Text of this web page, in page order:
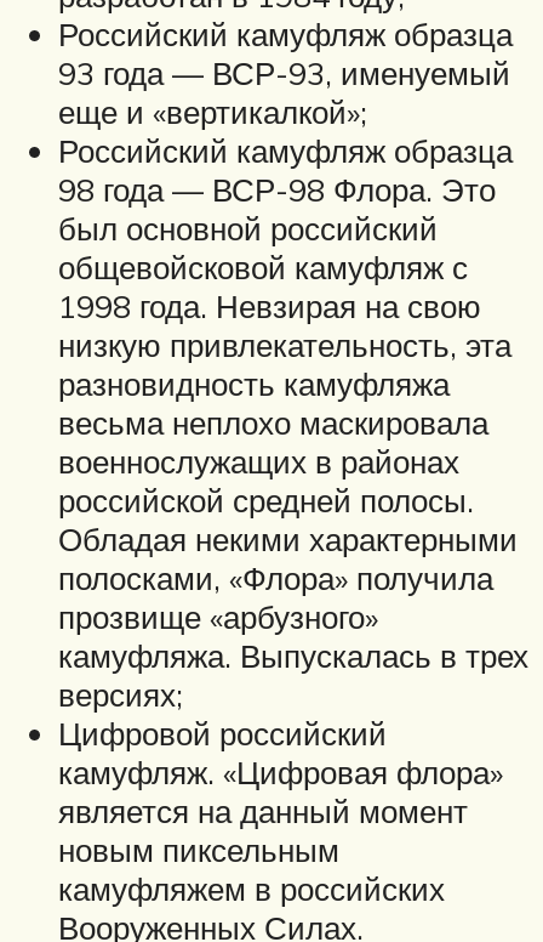
Российский камуфляж образца
93 года — ВСР-93, именуемый
еще и «вертикалкой»;
Российский камуфляж образца
98 года — ВСР-98 Флора. Это
был основной российский
общевойсковой камуфляж с
1998 года. Невзирая на свою
низкую привлекательность, эта
разновидность камуфляжа
весьма неплохо маскировала
военнослужащих в районах
российской средней полосы.
Обладая некими характерными
полосками, «Флора» получила
прозвище «арбузного»
камуфляжа. Выпускалась в трех
версиях;
Цифровой российский
камуфляж. «Цифровая флора»
является на данный момент
новым пиксельным
камуфляжем в российских
Вооруженных Силах.